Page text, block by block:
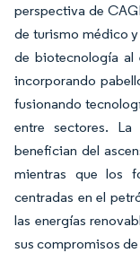
perspectiva de
de turismo médico
de biotecnología al
incorporando
fusionando
entre sectores.
benefician del
mientras que los
centradas en el
las energías
sus compromisos